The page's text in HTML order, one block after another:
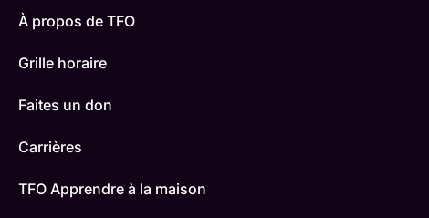
À propos de TFO
Grille horaire
Faites un don
Carrières
TFO Apprendre à la maison